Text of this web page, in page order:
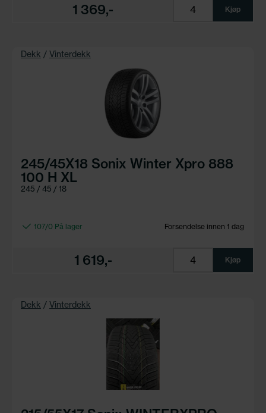
1 369,- Kjøp
Dekk / Vinterdekk
245/45X18 Sonix Winter Xpro 888
100 H XL
245 / 45 / 18
107/0 På lager Forsendelse innen 1 dag
1 619,- Kjøp
Dekk / Vinterdekk